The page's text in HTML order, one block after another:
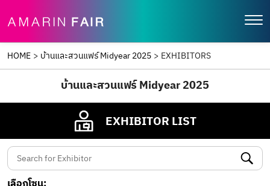
HOME > บ้านและสวนแฟร์ Midyear 2025 > EXHIBITORS
บ้านและสวนแฟร์ Midyear 2025
EXHIBITOR LIST